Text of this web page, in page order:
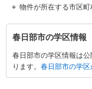
物件が所在する市区町
春
日
部
市
春日部市の学区情報
春日部市の学区情報は
ります。 春日部市の学